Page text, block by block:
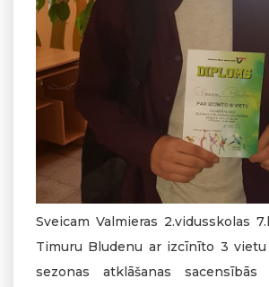
Sveicam Valmieras 2.vidusskolas
Timuru Bludenu ar izcīnīto 3 vietu
sezonas atklāšanas sacensībās